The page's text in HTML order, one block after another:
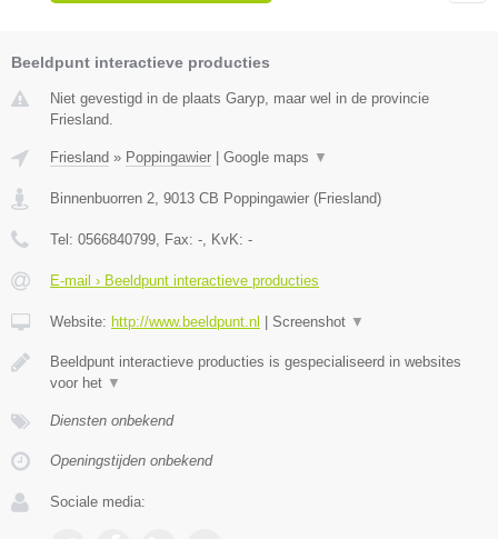
Beeldpunt interactieve producties
Niet gevestigd in de plaats Garyp, maar wel in de provincie
Friesland.
Friesland » Poppingawier Google maps ▼
Binnenbuorren 2, 9013 CB Poppingawier (Friesland)
Tel: 0566840799, Fax: -, KvK: -
E-mail › Beeldpunt interactieve producties
Website: http://www.beeldpunt.nl Screenshot ▼
Beeldpunt interactieve producties is gespecialiseerd in websites
voor het ▼
Diensten onbekend
Openingstijden onbekend
Sociale media: